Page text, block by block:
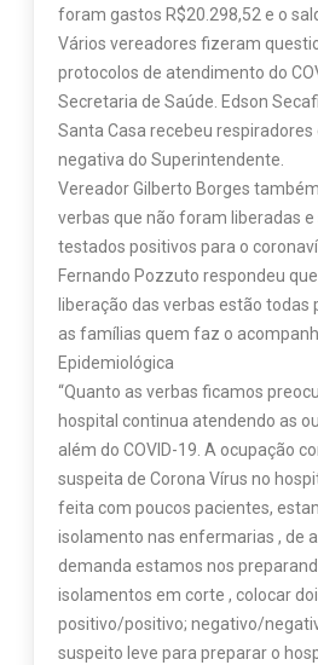
foram gastos R$20.298,52 e o
Vários vereadores fizeram
protocolos de atendimento do
Secretaria de Saúde. Edson
Santa Casa recebeu
negativa do Superintendente.
Vereador Gilberto Borges
verbas que não foram liberadas
testados positivos para o
Fernando Pozzuto respondeu
liberação das verbas estão todas
as famílias quem faz o
Epidemiológica
“Quanto as verbas ficamos
hospital continua atendendo as
além do COVID-19. A ocupação
suspeita de Corona Vírus no
feita com poucos pacientes,
isolamento nas enfermarias , de
demanda estamos nos
isolamentos em corte , colocar
positivo/positivo; negativo/
suspeito leve para preparar o